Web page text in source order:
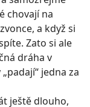
chovají na
a když si
Zato si ale
dráha v
jedna za
ještě dlouho,